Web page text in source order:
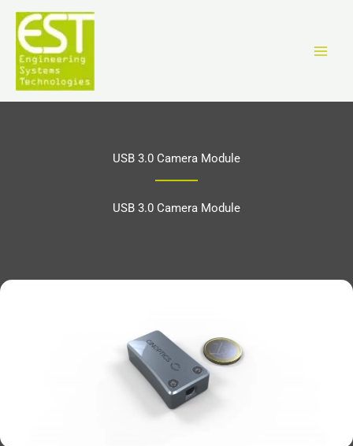
Zum
Inhalt
springen
USB 3.0 Camera Module
USB 3.0 Camera Module